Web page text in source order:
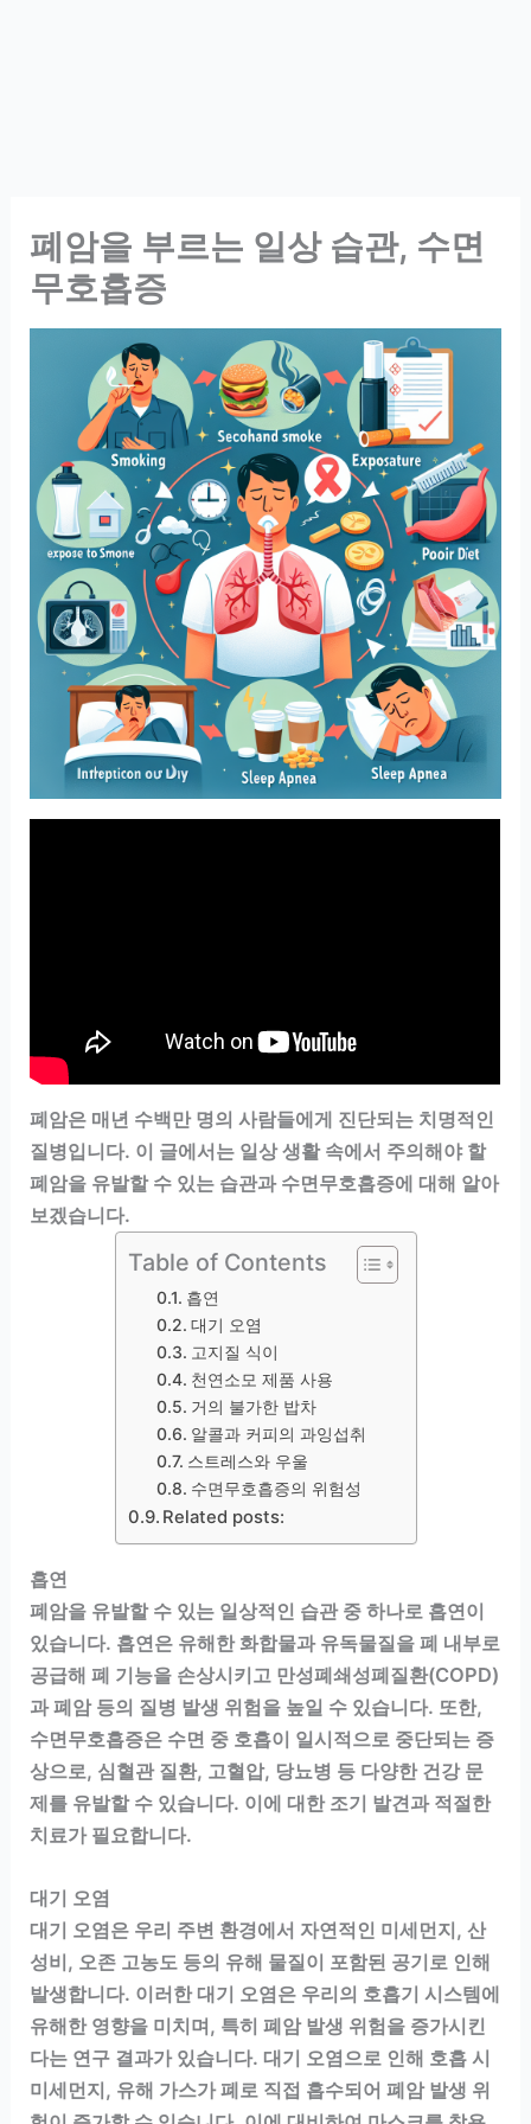
폐암을 부르는 일상 습관, 수면
무호흡증
폐암은 매년 수백만 명의 사람들에게 진단되는 치명적인
질병입니다. 이 글에서는 일상 생활 속에서 주의해야 할
폐암을 유발할 수 있는 습관과 수면무호흡증에 대해 알아
보겠습니다.
Table of Contents
흡연
대기 오염
고지질 식이
천연소모 제품 사용
거의 불가한 밥차
알콜과 커피의 과잉섭취
스트레스와 우울
수면무호흡증의 위험성
Related posts:
흡연
폐암을 유발할 수 있는 일상적인 습관 중 하나로 흡연이
있습니다. 흡연은 유해한 화합물과 유독물질을 폐 내부로
공급해 폐 기능을 손상시키고 만성폐쇄성폐질환(COPD)
과 폐암 등의 질병 발생 위험을 높일 수 있습니다. 또한,
수면무호흡증은 수면 중 호흡이 일시적으로 중단되는 증
상으로, 심혈관 질환, 고혈압, 당뇨병 등 다양한 건강 문
제를 유발할 수 있습니다. 이에 대한 조기 발견과 적절한
치료가 필요합니다.
대기 오염
대기 오염은 우리 주변 환경에서 자연적인 미세먼지, 산
성비, 오존 고농도 등의 유해 물질이 포함된 공기로 인해
발생합니다. 이러한 대기 오염은 우리의 호흡기 시스템에
유해한 영향을 미치며, 특히 폐암 발생 위험을 증가시킨
다는 연구 결과가 있습니다. 대기 오염으로 인해 호흡 시
미세먼지, 유해 가스가 폐로 직접 흡수되어 폐암 발생 위